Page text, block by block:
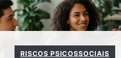
RISCOS PSICOSSOCIAIS